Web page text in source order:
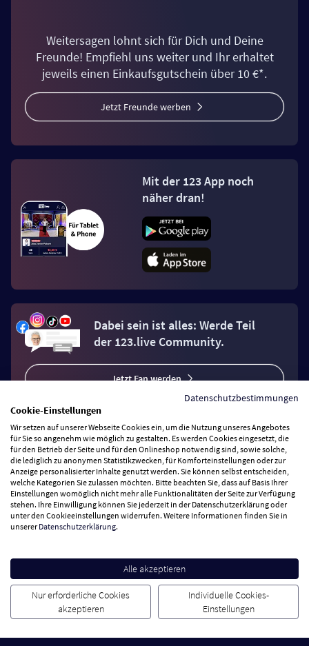
Weitersagen lohnt sich für Dich und Deine
Freunde! Empfiehl uns weiter und Ihr erhaltet
jeweils einen Einkaufsgutschein über 10 €*.
Jetzt Freunde werben
Mit der 123 App noch
näher dran!
Dabei sein ist alles: Werde Teil
der 123.live Community.
Jetzt Fan werden
Vertrag widerrufen
Zahlungsarten
Besuchen Sie uns
Cookie Einstellungen AGB Datenschutz Impressum
Datenschutzbestimmungen
Cookie-Einstellungen
Wir setzen auf unserer Webseite Cookies ein, um die Nutzung unseres Angebotes
für Sie so angenehm wie möglich zu gestalten. Es werden Cookies eingesetzt, die
für den Betrieb der Seite und für den Onlineshop notwendig sind, sowie solche,
die lediglich zu anonymen Statistikzwecken, für Komforteinstellungen oder zur
Anzeige personalisierter Inhalte genutzt werden. Sie können selbst entscheiden,
welche Kategorien Sie zulassen möchten. Bitte beachten Sie, dass auf Basis Ihrer
Einstellungen womöglich nicht mehr alle Funktionalitäten der Seite zur Verfügung
stehen. Ihre Einwilligung können Sie jederzeit in der Datenschutzerklärung oder
unter den Cookieeinstellungen widerrufen. Weitere Informationen finden Sie in
unsererDatenschutzerklärung.
Alle akzeptieren
Nur erforderliche Cookies
akzeptieren
Individuelle Cookies-
Einstellungen